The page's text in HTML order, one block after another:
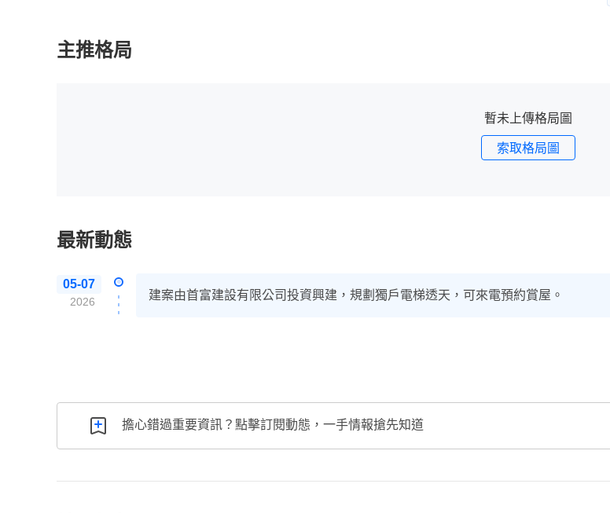
主推格局
暫未上傳格局圖
索取格局圖
最新動態
05-07
2026 建案由首富建設有限公司投資興建，規劃獨戶電梯透天，可來電預約賞屋。
擔心錯過重要資訊？點擊訂閱動態，一手情報搶先知道